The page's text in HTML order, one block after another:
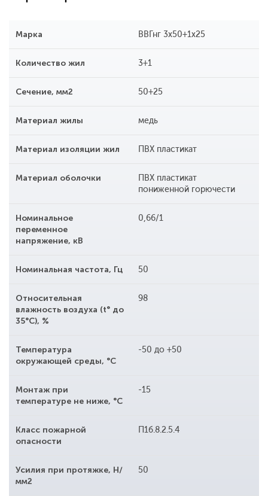
Марка ВВГнг 3х50+1х25
Количество жил 3+1
Сечение, мм2 50+25
Материал жилы медь
Материал изоляции жил ПВХ пластикат
Материал оболочки
ПВХ пластикат
пониженной горючести
Номинальное
переменное
напряжение, кВ
0,66/1
Номинальная частота, Гц 50
Относительная
влажность воздуха (t° до
35°С), %
98
Температура
окружающей среды, °С
-50 до +50
Монтаж при
температуре не ниже, °С
-15
Класс пожарной
опасности
П1б.8.2.5.4
Усилия при протяжке, Н/
мм2
50